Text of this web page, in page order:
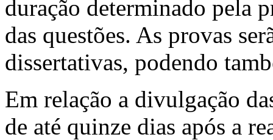
duração determinado pela
das questões. As provas
dissertativas, podendo
Em relação a divulgação
de até quinze dias após a